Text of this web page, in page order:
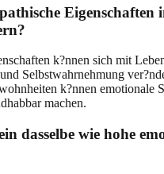
Eigenschaften
k?nnen sich mit
Selbstwahrnehmung
k?nnen emotionale
machen.
dasselbe wie hohe